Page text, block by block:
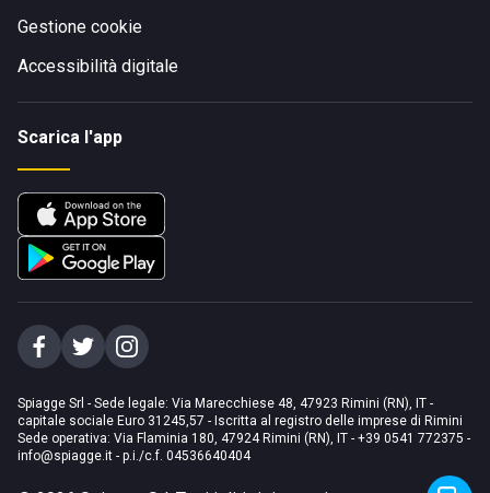
Gestione cookie
Accessibilità digitale
Scarica l'app
Spiagge Srl - Sede legale: Via Marecchiese 48, 47923 Rimini (RN), IT -
capitale sociale Euro 31245,57 - Iscritta al registro delle imprese di Rimini
Sede operativa: Via Flaminia 180, 47924 Rimini (RN), IT - +39 0541 772375 -
info@spiagge.it - p.i./c.f. 04536640404